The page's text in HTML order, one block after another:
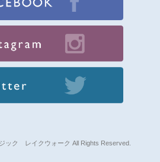
ック レイクウォーク All Rights Reserved.